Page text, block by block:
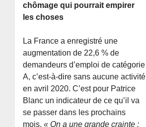
chômage qui pourrait empirer
les choses
La France a enregistré une
augmentation de 22,6 % de
demandeurs d’emploi de catégorie
A, c’est-à-dire sans aucune activité
en avril 2020. C’est pour Patrice
Blanc un indicateur de ce qu’il va
se passer dans les prochains
mois.« On a une grande crainte :